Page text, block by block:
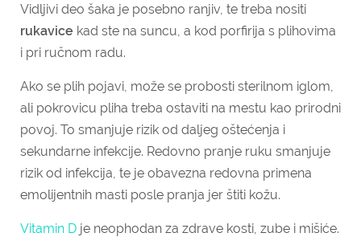
Vidljivi deo šaka je posebno ranjiv, te treba nositi
rukavice kad ste na suncu, a kod porfirija s plihovima
i pri ručnom radu.
Ako se plih pojavi, može se probosti sterilnom iglom,
ali pokrovicu pliha treba ostaviti na mestu kao prirodni
povoj. To smanjuje rizik od daljeg oštećenja i
sekundarne infekcije. Redovno pranje ruku smanjuje
rizik od infekcija, te je obavezna redovna primena
emolijentnih masti posle pranja jer štiti kožu.
Vitamin D je neophodan za zdrave kosti, zube i mišiće.